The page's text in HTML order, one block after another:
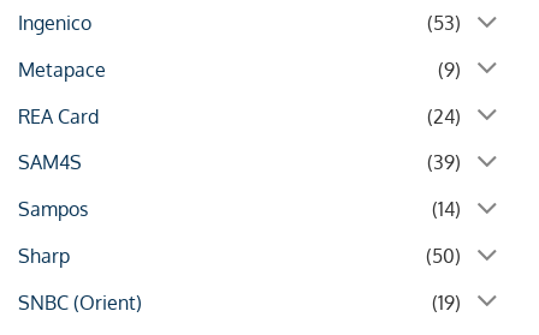
Ingenico
(53)
Metapace
(9)
REA Card
(24)
SAM4S
(39)
Sampos
(14)
Sharp
(50)
SNBC (Orient)
(19)